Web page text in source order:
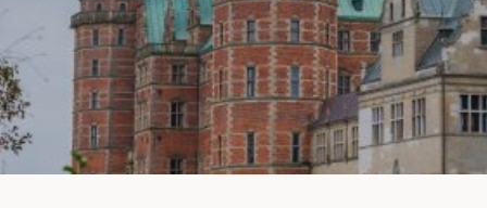
中美洲
合酋长国
斯坦
2026年5月15日-27日）
加斯加空中游猎 （2026年6月1
）
干地区的希腊与罗马遗产 – 奥尔
行（2026年6月1日 – 13日）
牙比利牛斯山道与巴斯克雅致旅程
｜卓美亚阿拉伯港酒店